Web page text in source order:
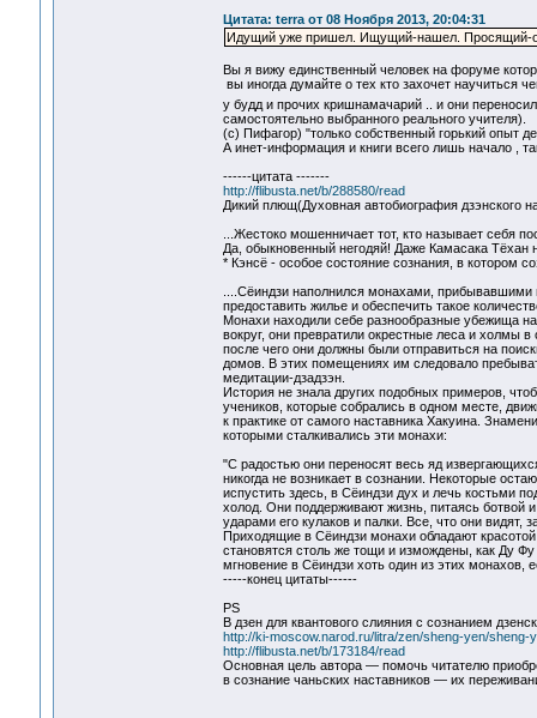
Цитата: terra от 08 Ноября 2013, 20:04:31
Идущий уже пришел. Ищущий-нашел. Просящий-
Вы я вижу единственный человек на форуме
вы иногда думайте о тех кто захочет научиться
у будд и прочих кришнамачарий .. и они
самостоятельно выбранного реального учителя).
(с) Пифагор) "только собственный горький опыт
А инет-информация и книги всего лишь начало ,
------цитата -------
http://flibusta.net/b/288580/read
Дикий плющ(Духовная автобиография дзэнского
...Жестоко мошенничает тот, кто называет себя
Да, обыкновенный негодяй! Даже Камасака Тёхан
* Кэнсё - особое состояние сознания, в котором
....Сёиндзи наполнился монахами, прибывавшими
предоставить жилье и обеспечить такое
Монахи находили себе разнообразные убежища
вокруг, они превратили окрестные леса и холмы
после чего они должны были отправиться на
домов. В этих помещениях им следовало
медитации-дзадзэн.
История не знала других подобных примеров,
учеников, которые собрались в одном месте,
к практике от самого наставника Хакуина.
которыми сталкивались эти монахи:
"С радостью они переносят весь яд
никогда не возникает в сознании. Некоторые
испустить здесь, в Сёиндзи дух и лечь костьми
холод. Они поддерживают жизнь, питаясь ботвой
ударами его кулаков и палки. Все, что они видят,
Приходящие в Сёиндзи монахи обладают
становятся столь же тощи и измождены, как Ду
мгновение в Сёиндзи хоть один из этих монахов,
-----конец цитаты------
PS
В дзен для квантового слияния с сознанием
http://ki-moscow.narod.ru/litra/zen/sheng-yen/sheng-
http://flibusta.net/b/173184/read
Основная цель автора — помочь читателю
в сознание чаньских наставников — их